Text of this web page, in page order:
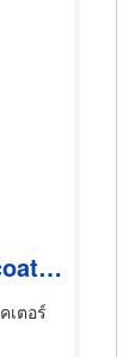
วิธีพ่นเซรามิคโค๊ดติ้ง Ceramic coating
เตอร์